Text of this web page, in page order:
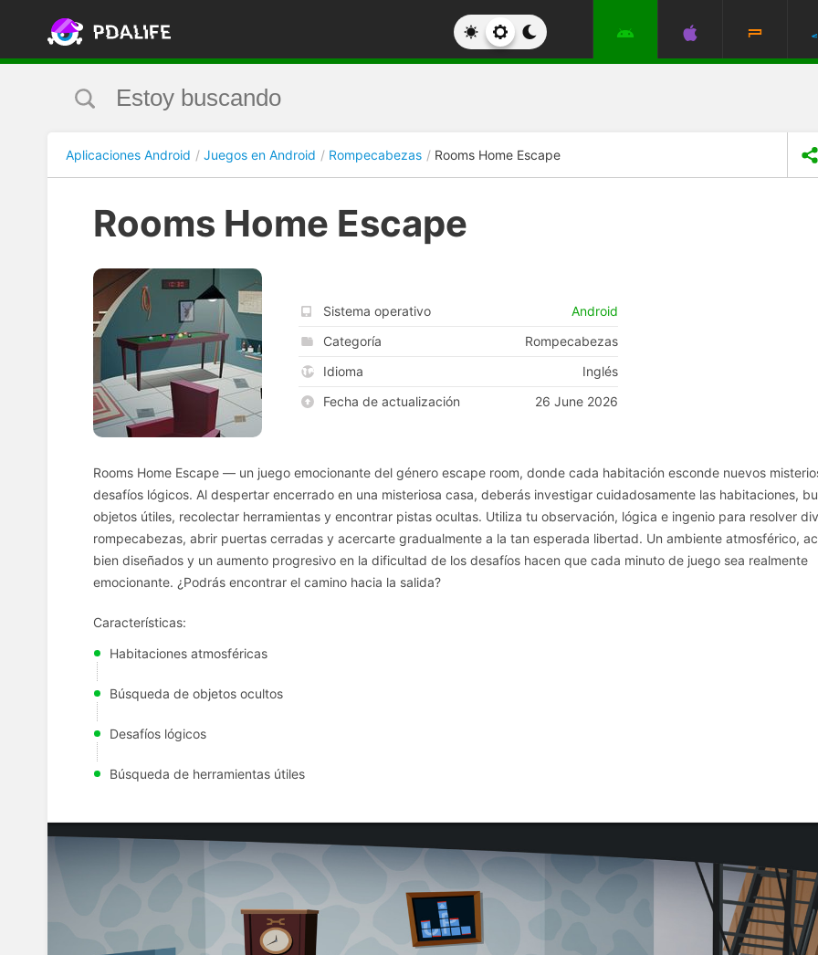
Aplicaciones Android Juegos en Android Rompecabezas Rooms Home Escape
Rooms Home Escape
Sistema operativo
Android
Categoría
Rompecabezas
Idioma
Inglés
Fecha de actualización
26 June 2026
Rooms Home Escape — un juego emocionante del género escape room, donde cada habitación esconde nuevos
desafíos lógicos. Al despertar encerrado en una misteriosa casa, deberás investigar cuidadosamente las habitaciones,
objetos útiles, recolectar herramientas y encontrar pistas ocultas. Utiliza tu observación, lógica e ingenio para resolver
rompecabezas, abrir puertas cerradas y acercarte gradualmente a la tan esperada libertad. Un ambiente atmosférico,
bien diseñados y un aumento progresivo en la dificultad de los desafíos hacen que cada minuto de juego sea realmente
emocionante. ¿Podrás encontrar el camino hacia la salida?
Características:
Habitaciones atmosféricas
Búsqueda de objetos ocultos
Desafíos lógicos
Búsqueda de herramientas útiles